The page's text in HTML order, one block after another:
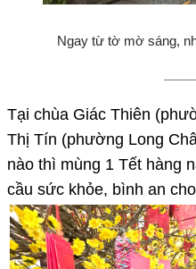
Ngay từ tờ mờ sáng,
Tại chùa Giác Thiên
Thị Tín (phường Long
nào thì mùng 1 Tết hàng
cầu sức khỏe, bình an